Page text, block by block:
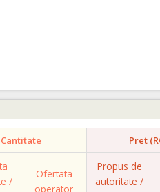
Cantitate Pret
/
Ofertata
operator
Propus de
autoritate /